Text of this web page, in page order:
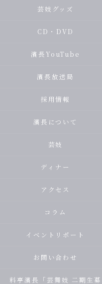
芸妓グッズ
CD・DVD
濱長YouTube
濱長放送局
採用情報
濱長について
芸妓
ディナー
アクセス
コラム
イベントリポート
お問い合わせ
料亭濱長「芸舞妓 二期生募